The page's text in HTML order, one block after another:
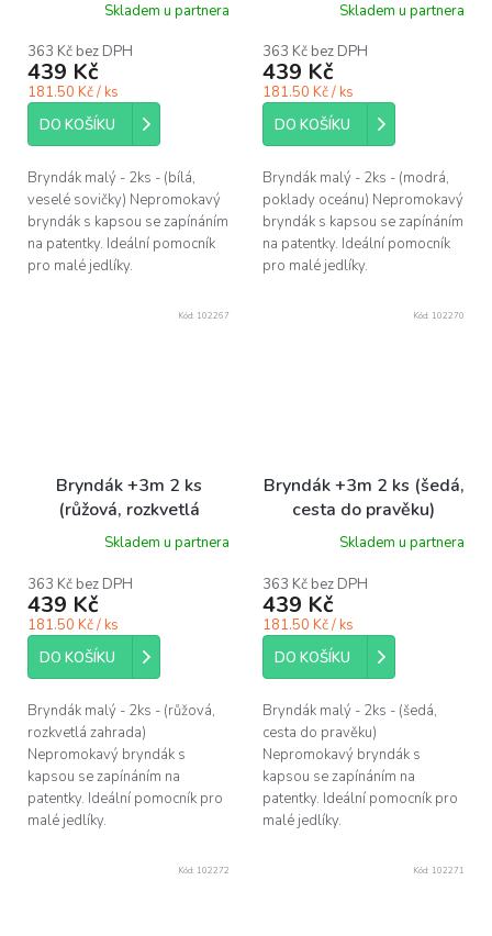
Skladem u partnera
363 Kč bez DPH
439 Kč
181.50 Kč / ks
DO KOŠÍKU
Bryndák malý - 2ks - (bílá,
veselé sovičky) Nepromokavý
bryndák s kapsou se zapínáním
na patentky. Ideální pomocník
pro malé jedlíky.
Skladem u partnera
363 Kč bez DPH
439 Kč
181.50 Kč / ks
DO KOŠÍKU
Bryndák malý - 2ks - (modrá,
poklady oceánu) Nepromokavý
bryndák s kapsou se zapínáním
na patentky. Ideální pomocník
pro malé jedlíky.
Bryndák +3m 2 ks
(růžová, rozkvetlá
zahrada)
Skladem u partnera
363 Kč bez DPH
439 Kč
181.50 Kč / ks
DO KOŠÍKU
Bryndák malý - 2ks - (růžová,
rozkvetlá zahrada)
Nepromokavý bryndák s
kapsou se zapínáním na
patentky. Ideální pomocník pro
malé jedlíky.
Kód: 102267
Bryndák +3m 2 ks (šedá,
cesta do pravěku)
Skladem u partnera
363 Kč bez DPH
439 Kč
181.50 Kč / ks
DO KOŠÍKU
Bryndák malý - 2ks - (šedá,
cesta do pravěku)
Nepromokavý bryndák s
kapsou se zapínáním na
patentky. Ideální pomocník pro
malé jedlíky.
Kód: 102270
Kód: 102272 Kód: 102271